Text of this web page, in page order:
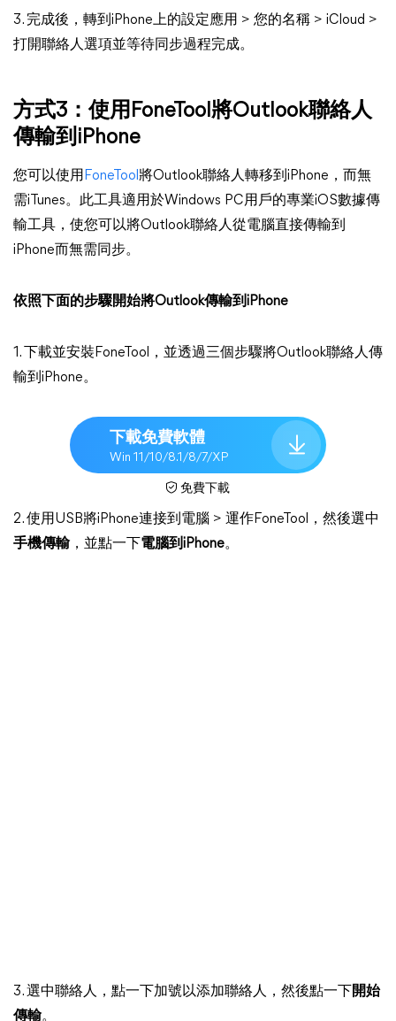
3. 完成後，轉到iPhone上的設定應用 > 您的名稱 > iCloud >
打開聯絡人選項並等待同步過程完成。
方式3：使用FoneTool將Outlook聯絡人
傳輸到iPhone
您可以使用 FoneTool 將Outlook聯絡人轉移到iPhone，而無
需iTunes。此工具適用於Windows PC用戶的專業iOS數據傳
輸工具，使您可以將Outlook聯絡人從電腦直接傳輸到
iPhone而無需同步。
依照下面的步驟開始將Outlook傳輸到iPhone
1. 下載並安裝FoneTool，並透過三個步驟將Outlook聯絡人傳
輸到iPhone。
下載免費軟體
Win 11/10/8.1/8/7/XP
免費下載
2. 使用USB將iPhone連接到電腦 > 運作FoneTool，然後選中
手機傳輸，並點一下電腦到iPhone。
3. 選中聯絡人，點一下加號以添加聯絡人，然後點一下 開始
傳輸。